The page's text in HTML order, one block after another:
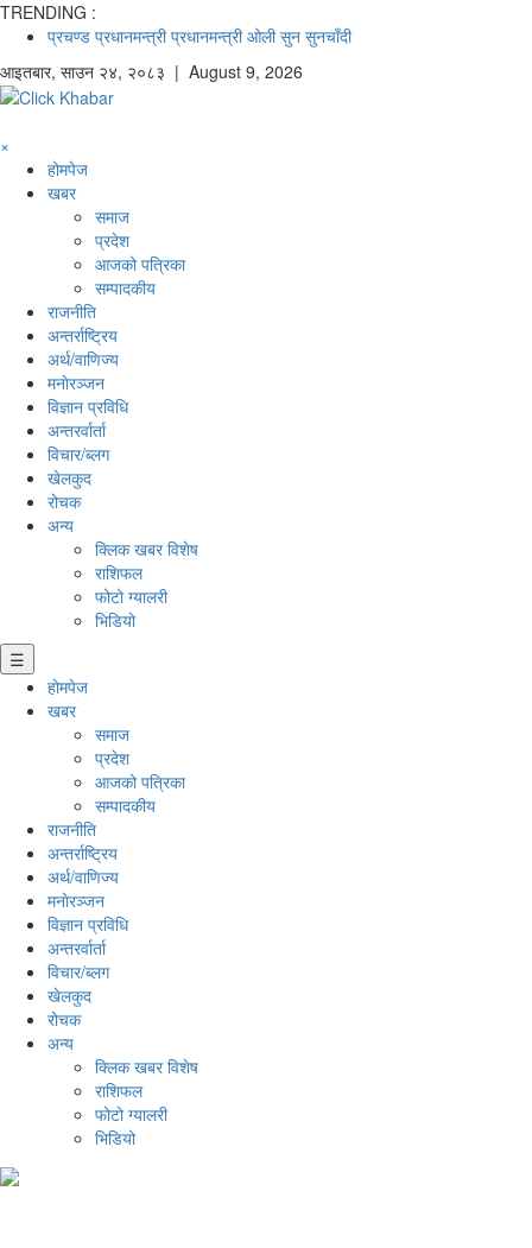
TRENDING :
प्रचण्ड प्रधानमन्त्री प्रधानमन्त्री ओली सुन सुनचाँदी
आइतबार, साउन २४, २०८३ | August 9, 2026
×
होमपेज
खबर
समाज
प्रदेश
आजको पत्रिका
सम्पादकीय
राजनीति
अन्तर्राष्ट्रिय
अर्थ/वाणिज्य
मनाेरञ्जन
विज्ञान प्रविधि
अन्तरर्वार्ता
विचार/ब्लग
खेलकुद
रोचक
अन्य
क्लिक खबर विशेष
राशिफल
फोटो ग्यालरी
भिडियो
☰
होमपेज
खबर
समाज
प्रदेश
आजको पत्रिका
सम्पादकीय
राजनीति
अन्तर्राष्ट्रिय
अर्थ/वाणिज्य
मनाेरञ्जन
विज्ञान प्रविधि
अन्तरर्वार्ता
विचार/ब्लग
खेलकुद
रोचक
अन्य
क्लिक खबर विशेष
राशिफल
फोटो ग्यालरी
भिडियो